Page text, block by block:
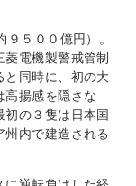
５００億円）。
電機製警戒管制
と同時に、初の大
高揚感を隠さな
の３隻は日本国
内で建造される